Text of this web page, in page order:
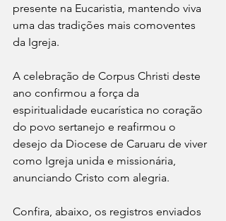
presente na Eucaristia, mantendo viva
uma das tradições mais comoventes
da Igreja.
A celebração de Corpus Christi deste
ano confirmou a força da
espiritualidade eucarística no coração
do povo sertanejo e reafirmou o
desejo da Diocese de Caruaru de viver
como Igreja unida e missionária,
anunciando Cristo com alegria.
Confira, abaixo, os registros enviados